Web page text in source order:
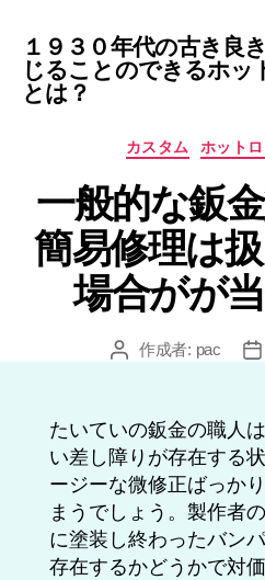
１９３０年代の古き良
じることのできるホッ
とは？
カ
ゴ
リ
ー
カスタム ホット
一般的な鈑
簡易修理は
場合がが
投 作成者: pac
投
たいていの鈑金の職人
い差し障りが存在する
ージーな微修正ばっか
まうでしょう。製作者
に塗装し終わったバン
存在するかどうかで対